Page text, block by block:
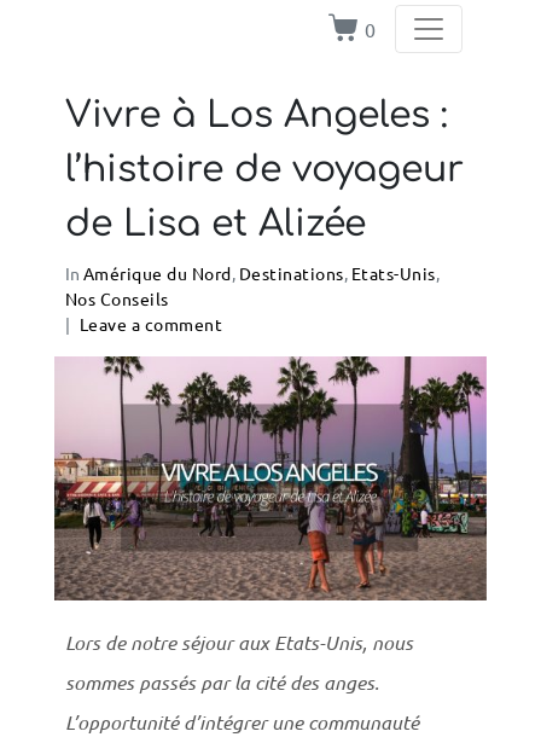
0
Vivre à Los Angeles :
l’histoire de voyageur
de Lisa et Alizée
In Amérique du Nord, Destinations, Etats-Unis,
Nos Conseils
Leave a comment
Lors de notre séjour aux Etats-Unis, nous
sommes passés par la cité des anges.
L’opportunité d’intégrer une communauté